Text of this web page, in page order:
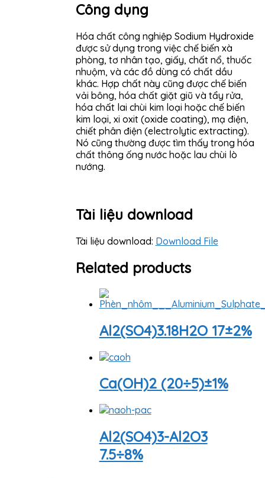
Công dụng
Hóa chất công nghiệp Sodium Hydroxide
được sử dụng trong việc chế biến xà
phòng, tơ nhân tạo, giấy, chất nổ, thuốc
nhuộm, và các đồ dùng có chất dầu
khác. Hợp chất này cũng được chế biến
vải bông, hóa chất giặt giũ và tẩy rửa,
hóa chất lai chùi kim loại hoặc chế biến
kim loại, xi oxit (oxide coating), mạ điện,
chiết phân điện (electrolytic extracting).
Nó cũng thường được tìm thấy trong hóa
chất thông ống nước hoặc lau chùi lò
nướng.
Tài liệu download
Tài liệu download: Download File
Related products
Al2(SO4)3.18H2O 17±2%
Ca(OH)2 (20÷5)±1%
Al2(SO4)3-Al2O3
7.5÷8%